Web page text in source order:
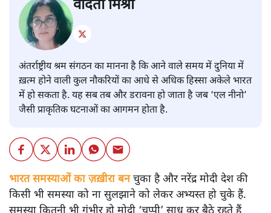
वंदिता मिश्रा
अंतर्राष्ट्रीय श्रम संगठन का मानना है कि आने वाले समय में दुनिया में
ख़त्म होने वाली कुल नौकरियों का आधे से अधिक हिस्सा अकेले भारत
में हो सकता है. यह सब तब और डरावना हो जाता है जब ‘एल नीनो’
जैसी प्राकृतिक घटनाओं का आगमन होता है.
भारत समस्याओं का ज़ख़ीरा बनचुका है और नरेंद्र मोदी देश की
किसी भी समस्या को ना सुलझाने को लेकर अभ्यस्त हो चुके हैं.